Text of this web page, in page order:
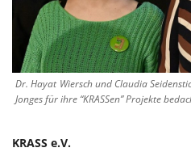
Dr. Hayat Wiersch und Claudia
Jonges für ihre “KRASSen” Projekte
KRASS e.V.